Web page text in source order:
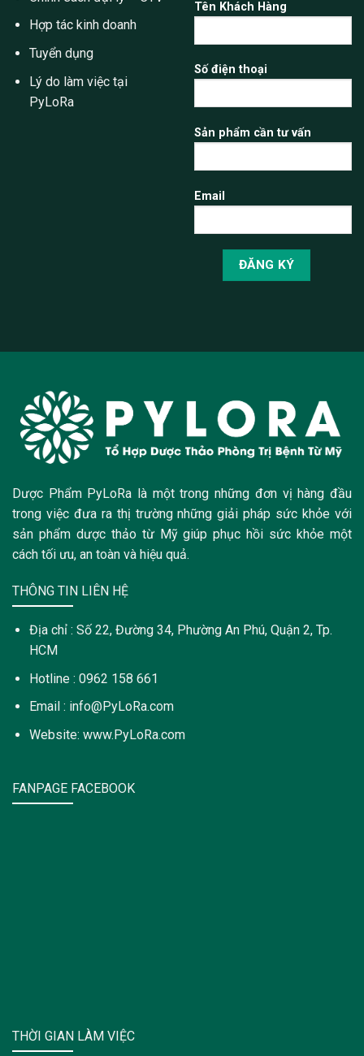
Hợp tác kinh doanh
Tuyển dụng
Lý do làm việc tại
PyLoRa
Tên Khách Hàng
Số điện thoại
Sản phẩm cần tư vấn
Email
Dược Phẩm PyLoRa là một trong những đơn vị hàng đầu
trong việc đưa ra thị trường những giải pháp sức khỏe với
sản phẩm dược thảo từ Mỹ giúp phục hồi sức khỏe một
cách tối ưu, an toàn và hiệu quả.
THÔNG TIN LIÊN HỆ
Địa chỉ : Số 22, Đường 34, Phường An Phú, Quận 2, Tp.
HCM
Hotline : 0962 158 661
Email : info@PyLoRa.com
Website: www.PyLoRa.com
FANPAGE FACEBOOK
THỜI GIAN LÀM VIỆC